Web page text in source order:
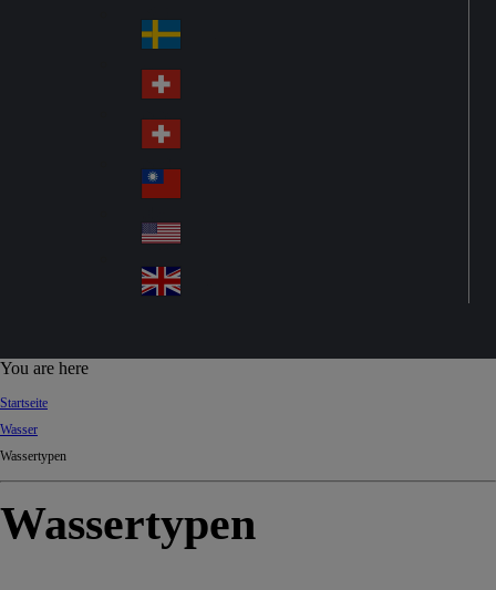
Af
ric
a
Sp
ain
Sw
ed
en
Sw
itz
erl
an
d
Sw
itz
erl
an
d
wa
n
A
d
You are here
Startseite
Wasser
Wassertypen
Wassertypen